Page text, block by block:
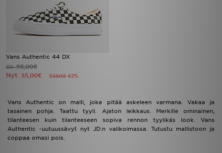
Vans Authentic 44 DX
Oli95,00€
Nyt 55,00€ Säästä 42%
Vans Authentic on malli, joka pitää askeleen varmana. Vakaa ja
tasainen pohja. Taattu tyyli. Ajaton leikkaus. Merkille ominainen,
tilanteesen kuin tilanteeseen sopiva rennon tyylikäs look. Vans
Authentic -uutuussävyt nyt JD:n valikoimassa. Tutustu mallistoon ja
coppaa omasi pois.